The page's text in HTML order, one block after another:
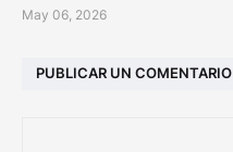
May 06, 2026
PUBLICAR UN COMENTARIO